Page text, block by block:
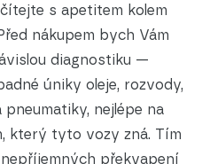
s apetitem kolem
nákupem bych Vám
diagnostiku —
úniky oleje, rozvody,
nejlépe na
který tyto vozy zná. Tím
překvapení